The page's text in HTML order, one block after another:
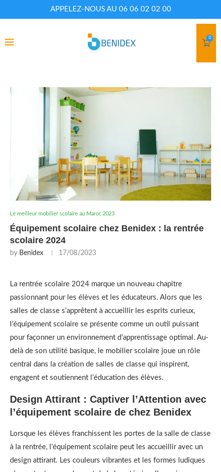
APPELEZ-NOUS AU 06 06 02 02 00
0
Le meilleur mobilier scolaire au Maroc 2023
Équipement scolaire chez Benidex : la rentrée
scolaire 2024
by Benidex 17/08/2023
La rentrée scolaire 2024 marque un nouveau chapitre
passionnant pour les élèves et les éducateurs. Alors que les
salles de classe s’apprêtent à accueillir les esprits curieux,
l’équipement scolaire se présente comme un outil puissant
pour façonner un environnement d’apprentissage optimal. Au-
delà de son utilité basique, le mobilier scolaire joue un rôle
central dans la création de salles de classe qui inspirent,
engagent et soutiennent l’éducation des élèves.
Design Attirant : Captiver l’Attention avec
l’équipement scolaire de chez Benidex
Lorsque les élèves franchissent les portes de la salle de classe
à la rentrée, l’équipement scolaire peut les accueillir avec un
design attirant. Les couleurs vibrantes et les formes ludiques